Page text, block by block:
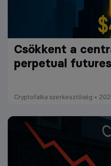
Csökkent a
perpetual
Cryptofalka szerkesztőség •